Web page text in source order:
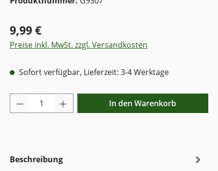
9,99 €
Preise inkl. MwSt. zzgl. Versandkosten
Sofort verfügbar, Lieferzeit: 3-4 Werktage
Produkt Anzahl: Gib den gewünschten
In den Warenkorb
Beschreibung